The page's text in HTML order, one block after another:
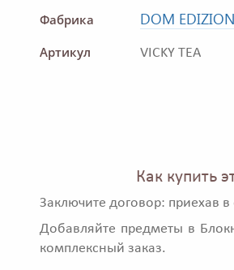
Фабрика DOM
Артикул VICKY TEA
Как купить
Заключите договор: приехав
Добавляйте предметы в
комплексный заказ.